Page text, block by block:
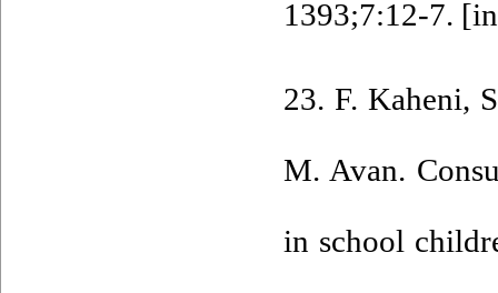
1393;7:12-7.
23. F. Kaheni,
M. Avan.
in school